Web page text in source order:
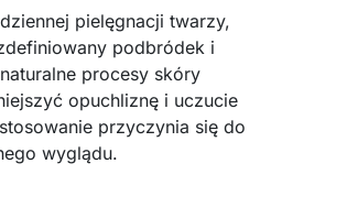
pielęgnacji twarzy,
podbródek i
procesy skóry
opuchliznę i uczucie
przyczynia się do
wyglądu.